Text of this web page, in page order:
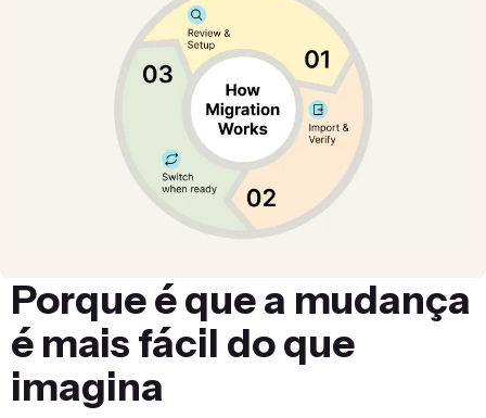
Porque é que a mudança
é mais fácil do que
imagina